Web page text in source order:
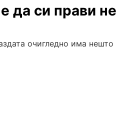
да си прави
очигледно има нешто